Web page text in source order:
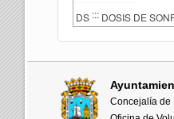
DS ::: DOSIS DE
Concejalía de